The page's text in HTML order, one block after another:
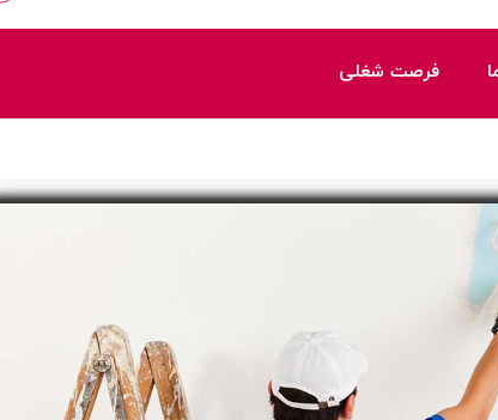
فرصت شغلی